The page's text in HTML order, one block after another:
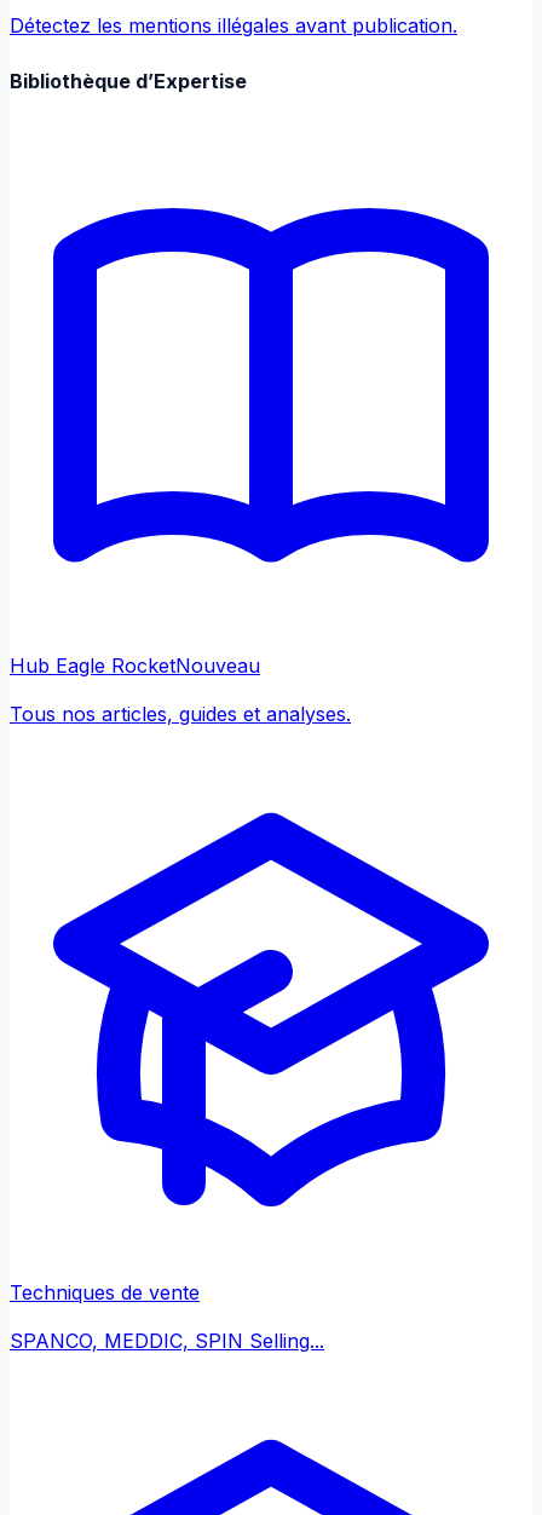
Détectez les mentions illégales avant publication.
Bibliothèque d’Expertise
Hub Eagle RocketNouveau
Tous nos articles, guides et analyses.
Techniques de vente
SPANCO, MEDDIC, SPIN Selling...